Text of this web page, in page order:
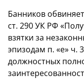
Банников
ст. 290 УК РФ
взятки за
эпизодам п. «е» ч.
должностных